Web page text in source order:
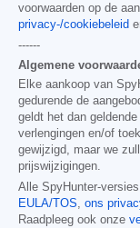
voorwaarden op de
privacy-/cookiebeleid
------
Algemene
Elke aankoop van
gedurende de
geldt het dan
verlengingen en/of
gewijzigd, maar we
prijswijzigingen.
Alle SpyHunter-
EULA/TOS, ons
Raadpleeg ook onze